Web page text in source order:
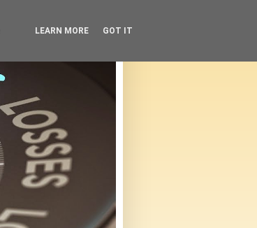
LEARN MORE GOT IT